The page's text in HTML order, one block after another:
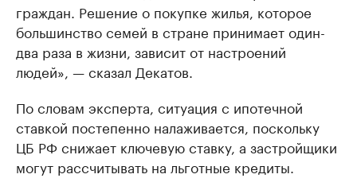
граждан. Решение о покупке жилья, которое
большинство семей в стране принимает один-
два раза в жизни, зависит от настроений
людей», — сказал Декатов.
По словам эксперта, ситуация с ипотечной
ставкой постепенно налаживается, поскольку
ЦБ РФ снижает ключевую ставку, а застройщики
могут рассчитывать на льготные кредиты.